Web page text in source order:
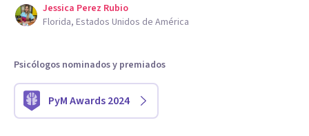
Jessica Perez Rubio
Florida, Estados Unidos de América
Psicólogos nominados y premiados
PyM Awards 2024